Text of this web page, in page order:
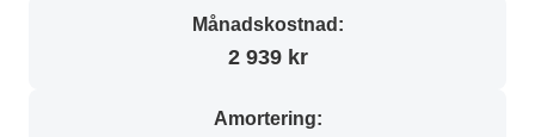
Månadskostnad:
2 939 kr
Amortering: